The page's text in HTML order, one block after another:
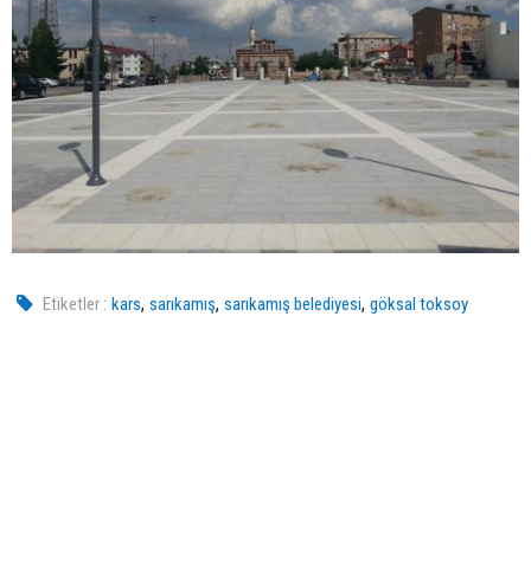
Etiketler : kars,sarıkamış,sarıkamış belediyesi,göksal toksoy